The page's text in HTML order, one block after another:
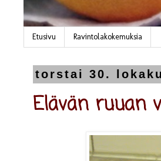
Etusivu Ravintolakokemuksia
torstai 30.
Elävän ruuan